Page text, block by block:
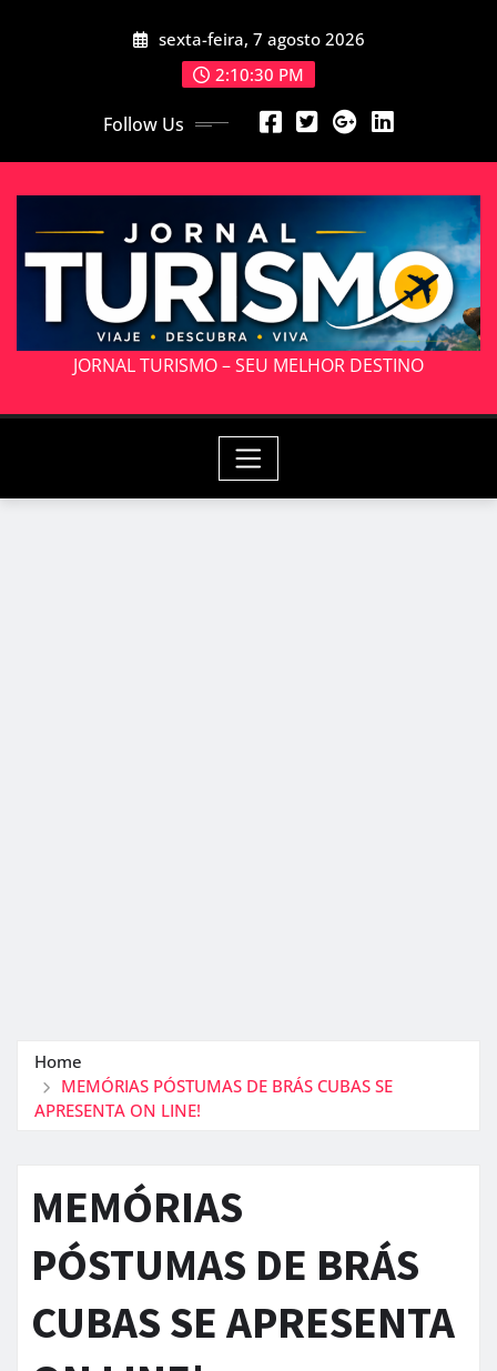
sexta-feira, 7 agosto 2026
2:10:32 PM
Follow Us
JORNAL TURISMO – SEU MELHOR DESTINO
Home
MEMÓRIAS PÓSTUMAS DE BRÁS CUBAS SE
APRESENTA ON LINE!
MEMÓRIAS
PÓSTUMAS DE BRÁS
CUBAS SE APRESENTA